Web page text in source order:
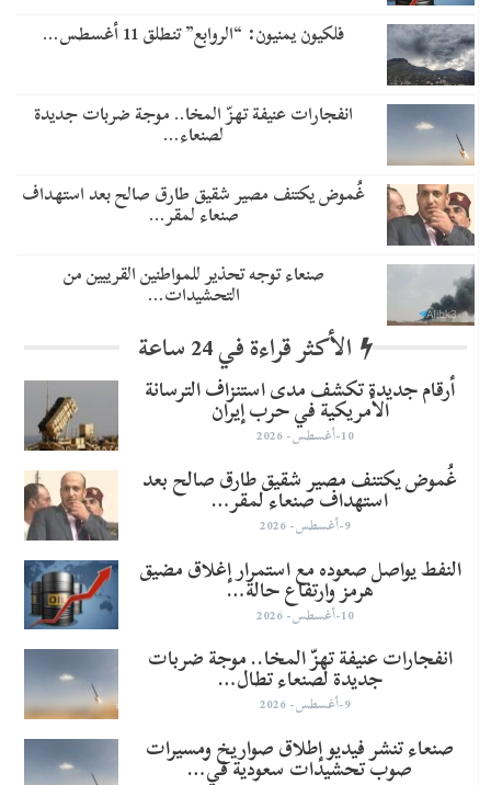
فلكيون يمنيون: “الروابع” تنطلق 11 أغسطس…
انفجارات عنيفة تهزّ المخا.. موجة ضربات جديدة
لصنعاء…
غُموض يكتنف مصير شقيق طارق صالح بعد استهداف
صنعاء لمقر…
صنعاء توجه تحذير للمواطنين القريبين من
التحشيدات…
الأكثر قراءة في 24 ساعة
أرقام جديدة تكشف مدى استنزاف الترسانة
الأمريكية في حرب إيران
10-أغسطس- 2026
غُموض يكتنف مصير شقيق طارق صالح بعد
استهداف صنعاء لمقر…
9-أغسطس- 2026
النفط يواصل صعوده مع استمرار إغلاق مضيق
هرمز وارتفاع حالة…
10-أغسطس- 2026
انفجارات عنيفة تهزّ المخا.. موجة ضربات
جديدة لصنعاء تطال…
9-أغسطس- 2026
صنعاء تنشر فيديو إطلاق صواريخ ومسيرات
صوب تحشيدات سعودية في…